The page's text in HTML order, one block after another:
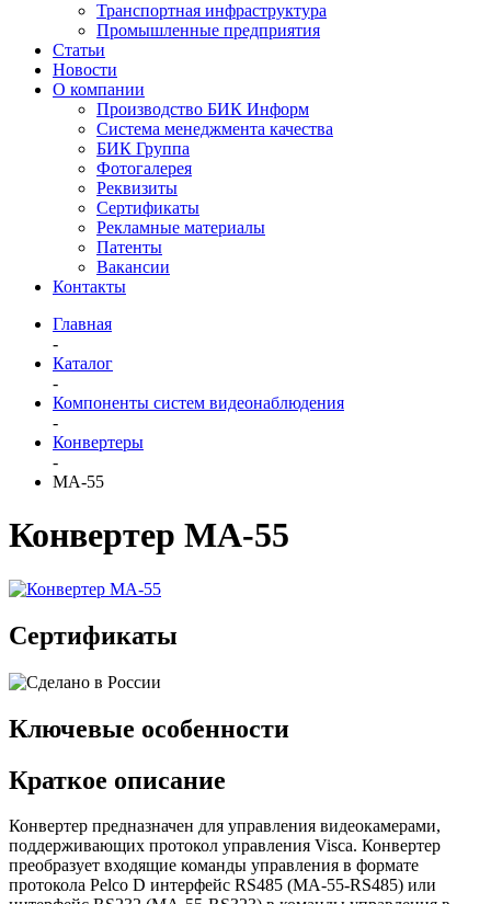
Транспортная инфраструктура
Промышленные предприятия
Статьи
Новости
О компании
Производство БИК Информ
Система менеджмента качества
БИК Группа
Фотогалерея
Реквизиты
Сертификаты
Рекламные материалы
Патенты
Вакансии
Контакты
Главная
-
Каталог
-
Компоненты систем видеонаблюдения
-
Конвертеры
-
MA-55
Конвертер MA-55
Сертификаты
Ключевые особенности
Краткое описание
Конвертер предназначен для управления видеокамерами,
поддерживающих протокол управления Visca. Конвертер
преобразует входящие команды управления в формате
протокола Pelco D интерфейс RS485 (МА-55-RS485) или